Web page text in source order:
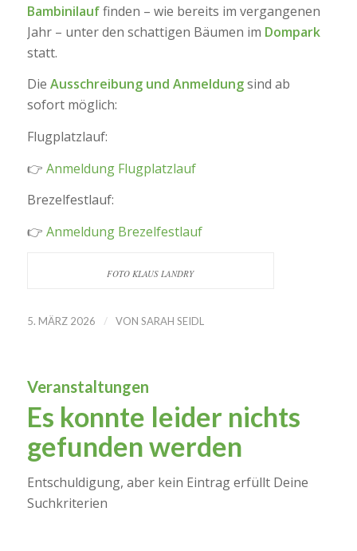
Bambinilauffinden – wie bereits im vergangenen
Jahr – unter den schattigen Bäumen im Dompark
statt.
Die Ausschreibung und Anmeldungsind ab
sofort möglich:
Flugplatzlauf:
👉 Anmeldung Flugplatzlauf
Brezelfestlauf:
👉 Anmeldung Brezelfestlauf
FOTO KLAUS LANDRY
5. MÄRZ 2026 / VON SARAH SEIDL
Veranstaltungen
Es konnte leider nichts
gefunden werden
Entschuldigung, aber kein Eintrag erfüllt Deine
Suchkriterien